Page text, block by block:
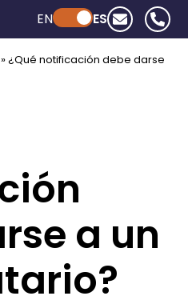
Powered by ChatGPT
EN ES
»¿Qué notificación debe darse
a un